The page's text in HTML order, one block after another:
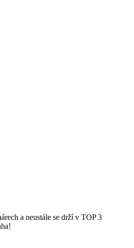
a neustále se drží v TOP 3